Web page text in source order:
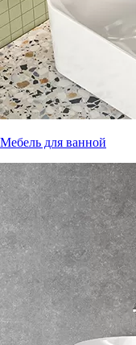
Мебель для ванной